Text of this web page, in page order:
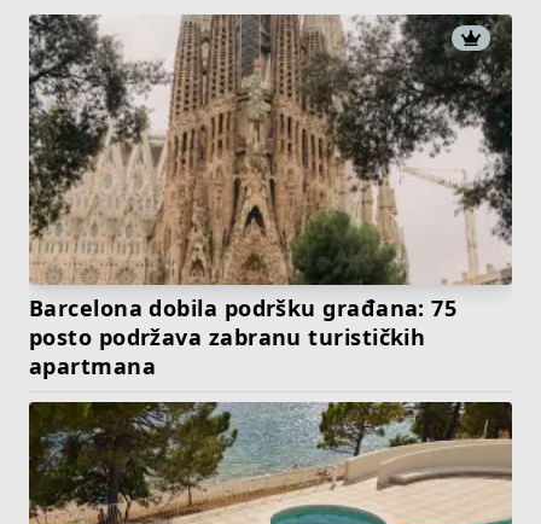
Barcelona dobila podršku građana: 75
posto podržava zabranu turističkih
apartmana